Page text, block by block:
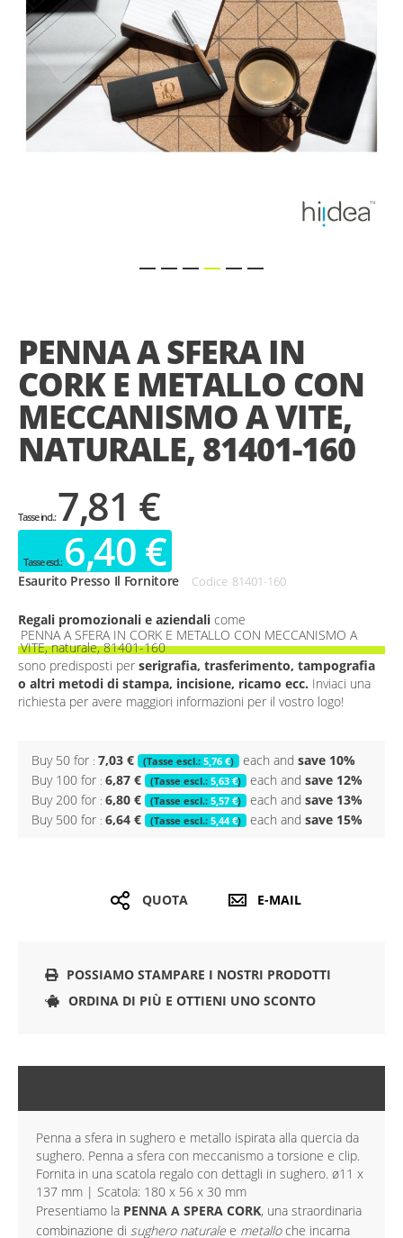
beginning
of
the
images
gallery
PENNA A SFERA IN
CORK E METALLO CON
MECCANISMO A VITE,
NATURALE, 81401-160
7,81 €
6,40 €
Esaurito Presso Il Fornitore Codice 81401-160
Regali promozionali e aziendali come
PENNA A SFERA IN CORK E METALLO CON MECCANISMO A
VITE, naturale, 81401-160
sono predisposti per serigrafia, trasferimento, tampografia
o altri metodi di stampa, incisione, ricamo ecc. Inviaci una
richiesta per avere maggiori informazioni per il vostro logo!
Buy 50 for 7,03 € 5,76 € each and save 10%
Buy 100 for 6,87 € 5,63 € each and save 12%
Buy 200 for 6,80 € 5,57 € each and save 13%
Buy 500 for 6,64 € 5,44 € each and save 15%
QUOTA E-MAIL
POSSIAMO STAMPARE I NOSTRI PRODOTTI
ORDINA DI PIÙ E OTTIENI UNO SCONTO
Penna a sfera in sughero e metallo ispirata alla quercia da
sughero. Penna a sfera con meccanismo a torsione e clip.
Fornita in una scatola regalo con dettagli in sughero. ø11 x
137 mm | Scatola: 180 x 56 x 30 mm
Presentiamo la PENNA A SPERA CORK, una straordinaria
combinazione di sughero naturale e metalloche incarna